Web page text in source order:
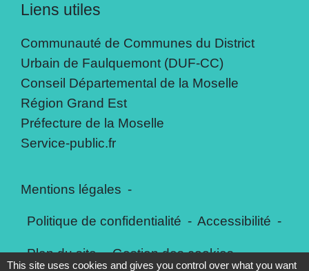
Liens utiles
Communauté de Communes du District
Urbain de Faulquemont (DUF-CC)
Conseil Départemental de la Moselle
Région Grand Est
Préfecture de la Moselle
Service-public.fr
Mentions légales -
Politique de confidentialité - Accessibilité -
Plan du site - Gestion des cookies
This site uses cookies and gives you control over what you want